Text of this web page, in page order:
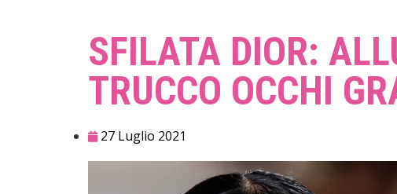
SFILATA DIOR:
TRUCCO OCCHI
27 Luglio 2021